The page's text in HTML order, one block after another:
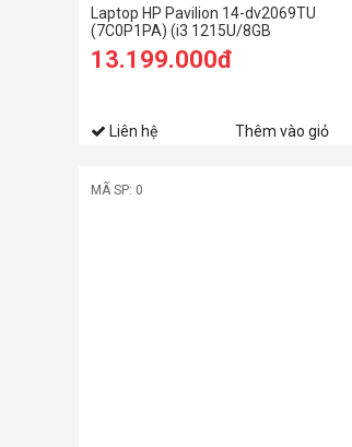
Laptop HP Pavilion 14-dv2069TU
(7C0P1PA) (i3 1215U/8GB
RAM/256GB SSD/14
FHD/Win11/Vàng)
13.199.000đ
Liên hệ Thêm vào giỏ
MÃ SP: 0